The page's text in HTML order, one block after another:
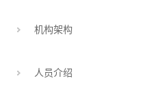
机构架构
人员介绍